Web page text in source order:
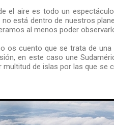
el aire es todo un
está dentro de nuestros
al menos poder
os cuento que se trata de una
en este caso une
de islas por las que se